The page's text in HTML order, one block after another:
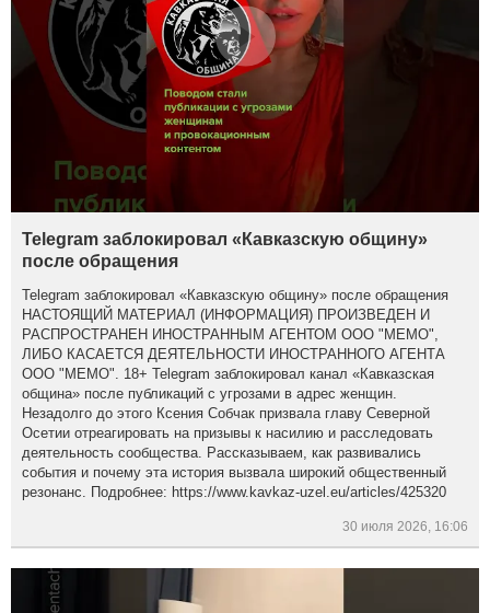
Telegram заблокировал «Кавказскую общину»
после обращения
Telegram заблокировал «Кавказскую общину» после обращения
НАСТОЯЩИЙ МАТЕРИАЛ (ИНФОРМАЦИЯ) ПРОИЗВЕДЕН И
РАСПРОСТРАНЕН ИНОСТРАННЫМ АГЕНТОМ ООО "МЕМО",
ЛИБО КАСАЕТСЯ ДЕЯТЕЛЬНОСТИ ИНОСТРАННОГО АГЕНТА
ООО "МЕМО". 18+ Telegram заблокировал канал «Кавказская
община» после публикаций с угрозами в адрес женщин.
Незадолго до этого Ксения Собчак призвала главу Северной
Осетии отреагировать на призывы к насилию и расследовать
деятельность сообщества. Рассказываем, как развивались
события и почему эта история вызвала широкий общественный
резонанс. Подробнее: https://www.kavkaz-uzel.eu/articles/425320
30 июля 2026, 16:06